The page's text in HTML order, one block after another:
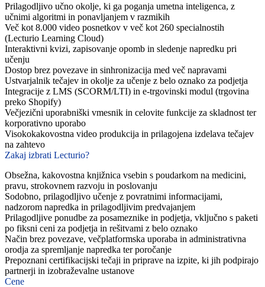
Prilagodljivo učno okolje, ki ga poganja umetna inteligenca, z
učnimi algoritmi in ponavljanjem v razmikih
Več kot 8.000 video posnetkov v več kot 260 specialnostih
(Lecturio Learning Cloud)
Interaktivni kvizi, zapisovanje opomb in sledenje napredku pri
učenju
Dostop brez povezave in sinhronizacija med več napravami
Ustvarjalnik tečajev in okolje za učenje z belo oznako za podjetja
Integracije z LMS (SCORM/LTI) in e-trgovinski modul (trgovina
preko Shopify)
Večjezični uporabniški vmesnik in celovite funkcije za skladnost ter
korporativno uporabo
Visokokakovostna video produkcija in prilagojena izdelava tečajev
na zahtevo
Zakaj izbrati Lecturio?
Obsežna, kakovostna knjižnica vsebin s poudarkom na medicini,
pravu, strokovnem razvoju in poslovanju
Sodobno, prilagodljivo učenje z povratnimi informacijami,
nadzorom napredka in prilagodljivim predvajanjem
Prilagodljive ponudbe za posameznike in podjetja, vključno s paketi
po fiksni ceni za podjetja in rešitvami z belo oznako
Način brez povezave, večplatformska uporaba in administrativna
orodja za spremljanje napredka ter poročanje
Prepoznani certifikacijski tečaji in priprave na izpite, ki jih podpirajo
partnerji in izobraževalne ustanove
Cene